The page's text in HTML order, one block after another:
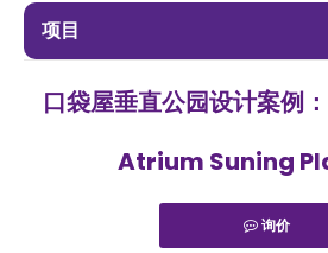
项目
口袋屋垂直公园设计案例
Atrium Suning
询价